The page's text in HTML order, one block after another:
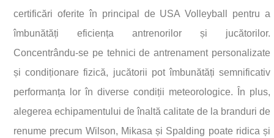
certificări oferite în principal de USA Volleyball pentru a
îmbunătăți eficiența antrenorilor și jucătorilor.
Concentrându-se pe tehnici de antrenament personalizate
și condiționare fizică, jucătorii pot îmbunătăți semnificativ
performanța lor în diverse condiții meteorologice. În plus,
alegerea echipamentului de înaltă calitate de la branduri de
renume precum Wilson, Mikasa și Spalding poate ridica și